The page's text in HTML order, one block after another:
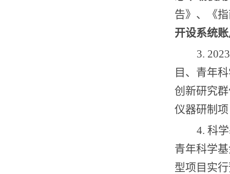
告》、《
开设系统
3. 2023
目、青年
创新研究
仪器研制
4. 科
青年科学
型项目实